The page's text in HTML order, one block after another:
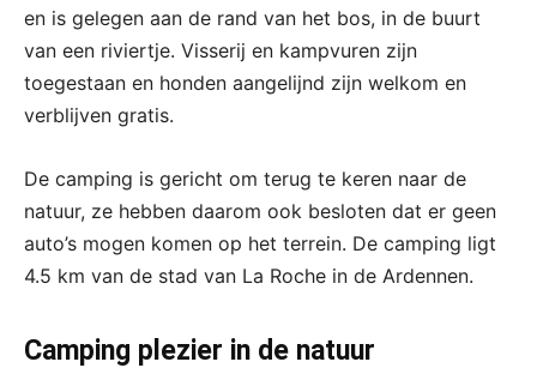
en is gelegen aan de rand van het bos, in de buurt
van een riviertje. Visserij en kampvuren zijn
toegestaan en honden aangelijnd zijn welkom en
verblijven gratis.
De camping is gericht om terug te keren naar de
natuur, ze hebben daarom ook besloten dat er geen
auto’s mogen komen op het terrein. De camping ligt
4.5 km van de stad van La Roche in de Ardennen.
Camping plezier in de natuur